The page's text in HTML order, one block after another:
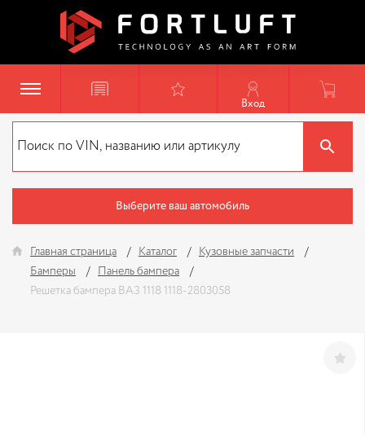
Вход
Выберите ваш автомобиль
Главная страница Каталог
Кузовные запчасти
Бамперы
Панель бампера
Решетка бампера ВАЗ 1118 1118-2803058